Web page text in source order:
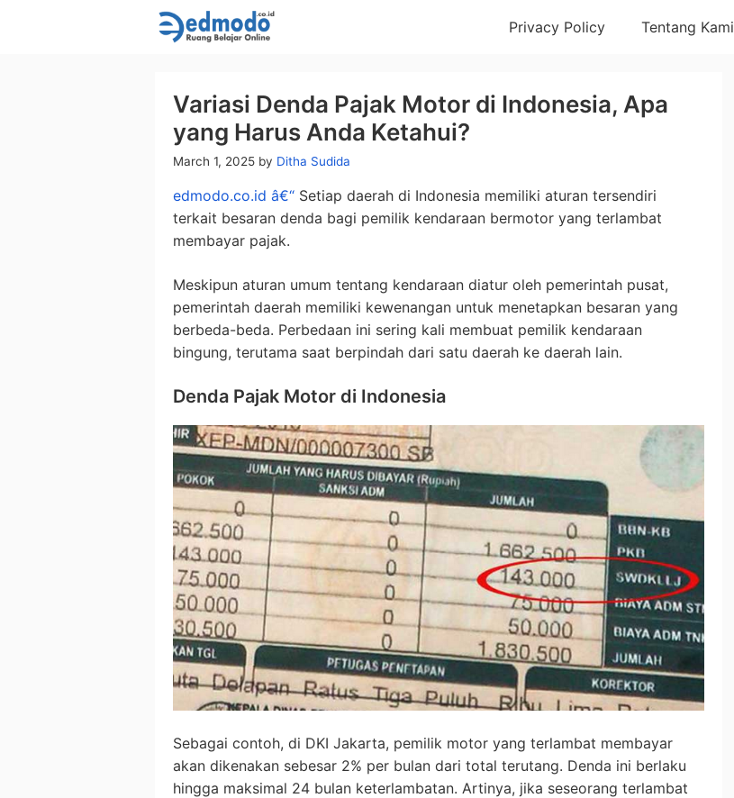
Privacy Policy Tentang Kami
Variasi Denda Pajak Motor di Indonesia, Apa
yang Harus Anda Ketahui?
March 1, 2025 by Ditha Sudida
edmodo.co.id â€“ Setiap daerah di Indonesia memiliki aturan tersendiri
terkait besaran denda bagi pemilik kendaraan bermotor yang terlambat
membayar pajak.
Meskipun aturan umum tentang kendaraan diatur oleh pemerintah pusat,
pemerintah daerah memiliki kewenangan untuk menetapkan besaran yang
berbeda-beda. Perbedaan ini sering kali membuat pemilik kendaraan
bingung, terutama saat berpindah dari satu daerah ke daerah lain.
Denda Pajak Motor di Indonesia
Sebagai contoh, di DKI Jakarta, pemilik motor yang terlambat membayar
akan dikenakan sebesar 2% per bulan dari total terutang. Denda ini berlaku
hingga maksimal 24 bulan keterlambatan. Artinya, jika seseorang terlambat